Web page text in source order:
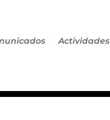
Actividades